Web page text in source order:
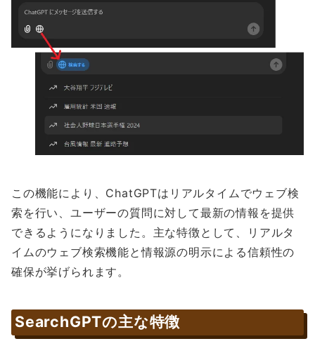
この機能により、ChatGPTはリアルタイムでウェブ検
索を行い、ユーザーの質問に対して最新の情報を提供
できるようになりました。主な特徴として、リアルタ
イムのウェブ検索機能と情報源の明示による信頼性の
確保が挙げられます。
SearchGPTの主な特徴